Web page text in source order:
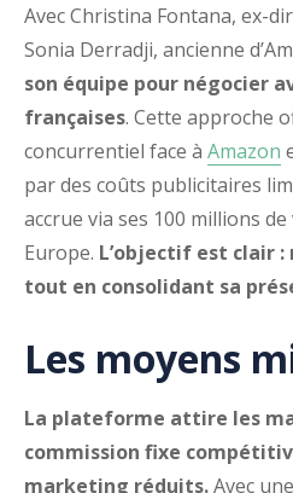
Avec Christina Fontana, ex-
Sonia Derradji, ancienne
son équipe pour négocier
françaises. Cette approche
concurrentiel face à Amazon
par des coûts publicitaires
accrue via ses 100 millions
Europe. L’objectif est clair
tout en consolidant sa
Les moyens
La plateforme attire les
commission fixe
marketing réduits.Avec